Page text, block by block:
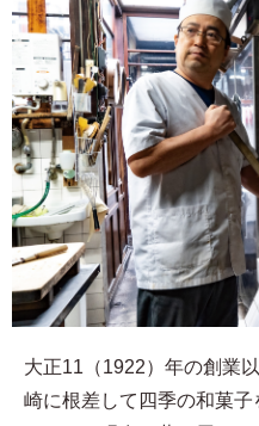
大正11（1922）年の創業
崎に根差して四季の和菓